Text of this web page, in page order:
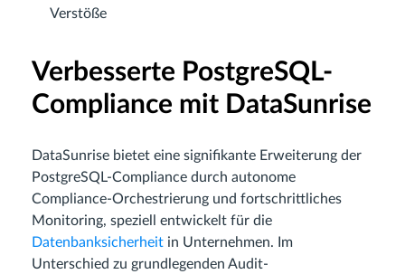
Verstöße
Verbesserte PostgreSQL-
Compliance mit DataSunrise
DataSunrise bietet eine signifikante Erweiterung der
PostgreSQL-Compliance durch autonome
Compliance-Orchestrierung und fortschrittliches
Monitoring, speziell entwickelt für die
Datenbanksicherheit in Unternehmen. Im
Unterschied zu grundlegenden Audit-